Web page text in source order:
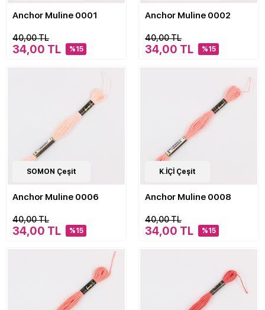
Anchor Muline 0001
40,00 TL
34,00 TL %15
Anchor Muline 0002
40,00 TL
34,00 TL %15
476Çeşit
SOMON Çeşit
Anchor Muline 0006
40,00 TL
34,00 TL %15
476 Çeşit
K.İÇİ Çeşit
Anchor Muline 0008
40,00 TL
34,00 TL %15